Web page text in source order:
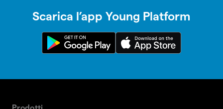
Scarica l’app Young Platform